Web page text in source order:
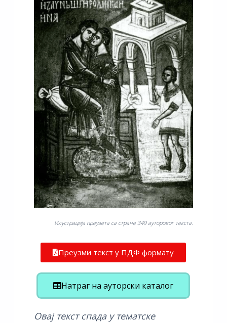
Илустрација преузета са стране 349 ауторовог текста.
Преузми текст у ПДФ формату
Натраг на ауторски каталог
Овај текст спада у тематске